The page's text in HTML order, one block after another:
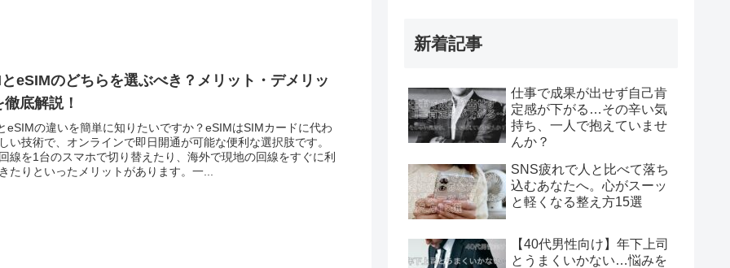
eSIMのどちらを選ぶべき？メリット・デメリッ
徹底解説！
eSIMの違いを簡単に知りたいですか？eSIMはSIMカードに代わ
い技術で、オンラインで即日開通が可能な便利な選択肢です。
線を1台のスマホで切り替えたり、海外で現地の回線をすぐに利
たりといったメリットがあります。一...
新着記事
仕事で成果が出せず自己肯
定感が下がる…その辛い気
持ち、一人で抱えていませ
んか？
SNS疲れで人と比べて落ち
込むあなたへ。心がスーッ
と軽くなる整え方15選
【40代男性向け】年下上司
とうまくいかない…悩みを